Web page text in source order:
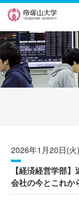
2026年1月20日(火)
【経済経営学部
会社の今とこれか